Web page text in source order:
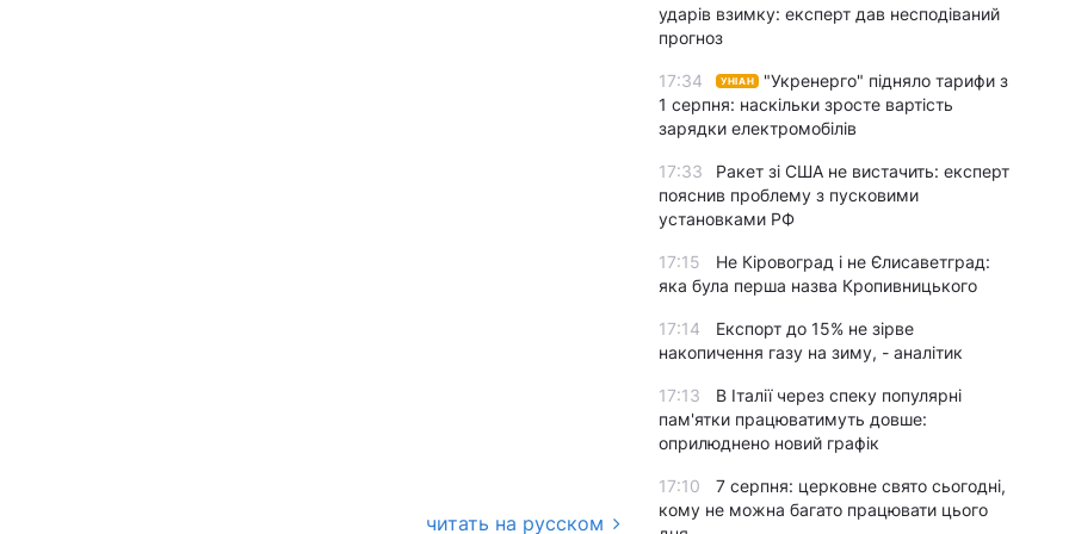
читать на русском
ударів взимку: експерт дав несподіваний
прогноз
17:34 УНІАН
"Укренерго" підняло тарифи з
1 серпня: наскільки зросте вартість
зарядки електромобілів
17:33
Ракет зі США не вистачить: експерт
пояснив проблему з пусковими
установками РФ
17:15
Не Кіровоград і не Єлисаветград:
яка була перша назва Кропивницького
17:14
Експорт до 15% не зірве
накопичення газу на зиму, - аналітик
17:13
В Італії через спеку популярні
пам'ятки працюватимуть довше:
оприлюднено новий графік
17:10
7 серпня: церковне свято сьогодні,
кому не можна багато працювати цього